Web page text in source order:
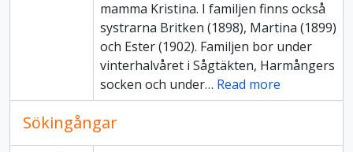
mamma Kristina. I familjen finns också
systrarna Britken (1898), Martina (1899)
och Ester (1902). Familjen bor under
vinterhalvåret i Sågtäkten, Harmångers
socken och under… Read more
Sökingångar